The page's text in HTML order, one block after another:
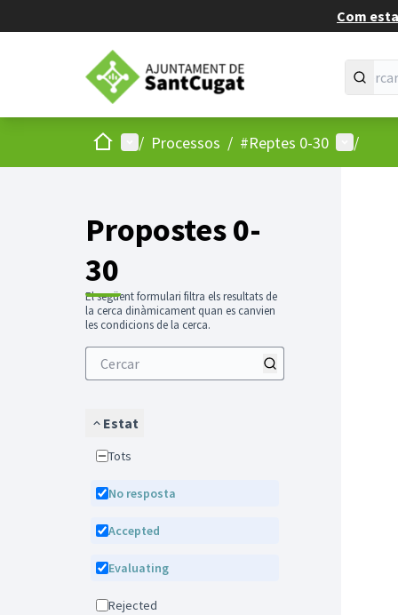
Com
Inici Menú principal
/ Processos / #Reptes 0-30 Menú
/
Propostes 0-
30
El següent formulari filtra els resultats de
la cerca dinàmicament quan es canvien
les condicions de la cerca.
Estat
Tots
No resposta
Accepted
Evaluating
Rejected